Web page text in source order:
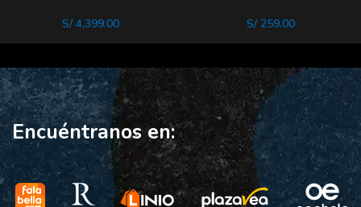
MEMORIA 16GB DISCO
S/4,399.00 S/259.00
Encuéntranos en: